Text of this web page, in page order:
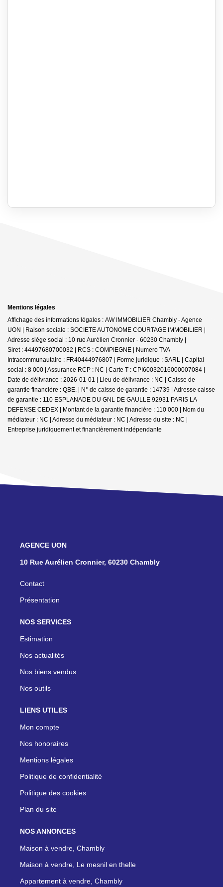
Mentions légales
Affichage des informations légales : AW IMMOBILIER Chambly - Agence
UON | Raison sociale : SOCIETE AUTONOME COURTAGE IMMOBILIER |
Adresse siège social : 10 rue Aurélien Cronnier - 60230 Chambly |
Siret : 44497680700032 | RCS : COMPIEGNE | Numero TVA
Intracommunautaire : FR40444976807 | Forme juridique : SARL | Capital
social : 8 000 | Assurance RCP : NC | Carte T : CPI60032016000007084 |
Date de délivrance : 2026-01-01 | Lieu de délivrance : NC | Caisse de
garantie financière : QBE. | N° de caisse de garantie : 14739 | Adresse caisse
de garantie : 110 ESPLANADE DU GNL DE GAULLE 92931 PARIS LA
DEFENSE CEDEX | Montant de la garantie financière : 110 000 | Nom du
médiateur : NC | Adresse du médiateur : NC | Adresse du site : NC |
Entreprise juridiquement et financièrement indépendante
NOS AGENCES
10 Rue Aurélien Cronnier, 60230 Chambly
Contact
Présentation
NOS SERVICES
Estimation
Nos actualités
Nos biens vendus
Nos outils
LIENS UTILES
Mon compte
Nos honoraires
Mentions légales
Politique de confidentialité
Politique des cookies
Plan du site
NOS ANNONCES
Maison à vendre, Chambly
Maison à vendre, Le mesnil en thelle
Appartement à vendre, Chambly